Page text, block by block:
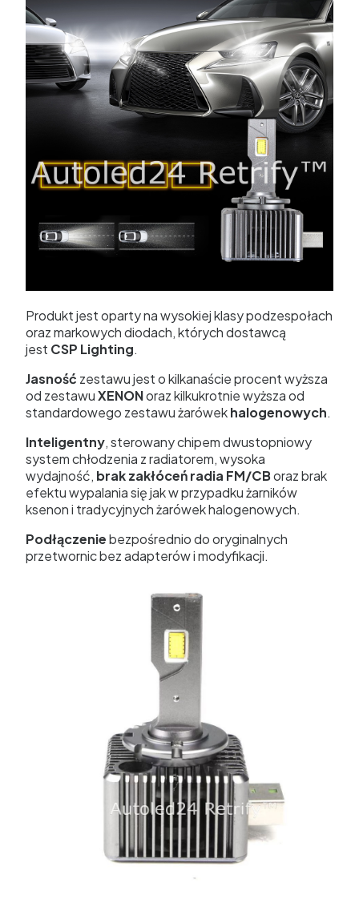
Produkt jest oparty na wysokiej klasy podzespołach
oraz markowych diodach, których dostawcą
jest CSP Lighting.
Jasność zestawu jest o kilkanaście procent wyższa
od zestawuXENONoraz kilkukrotnie wyższa od
standardowego zestawu żarówekhalogenowych.
Inteligentny, sterowany chipem dwustopniowy
system chłodzenia z radiatorem, wysoka
wydajność, brak zakłóceń radia FM/CBoraz brak
efektu wypalania się jak w przypadku żarników
ksenon i tradycyjnych żarówek halogenowych.
Podłączeniebezpośrednio do oryginalnych
przetwornic bez adapterów i modyfikacji.